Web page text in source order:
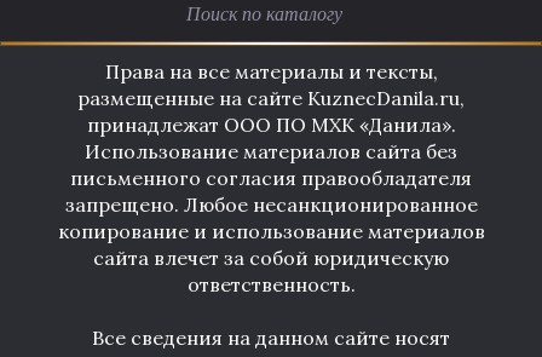
Права на все материалы и тексты,
размещенные на сайте KuznecDanila.ru,
принадлежат ООО ПО МХК «Данила».
Использование материалов сайта без
письменного согласия правообладателя
запрещено. Любое несанкционированное
копирование и использование материалов
сайта влечет за собой юридическую
ответственность.
Все сведения на данном сайте носят